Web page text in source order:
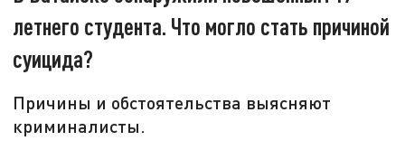
летнего студента. Что могло стать причиной
суицида?
Причины и обстоятельства выясняют
криминалисты.